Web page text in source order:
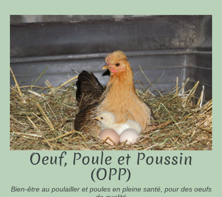
Oeuf, Poule et Poussin
(OPP)
Bien-être au poulailler et poules en pleine santé, pour des oeufs